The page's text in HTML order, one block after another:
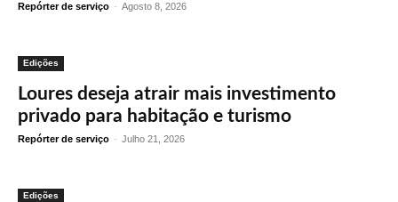
Repórter de serviço - Agosto 8, 2026
Edições
Loures deseja atrair mais investimento
privado para habitação e turismo
Repórter de serviço - Julho 21, 2026
Edições